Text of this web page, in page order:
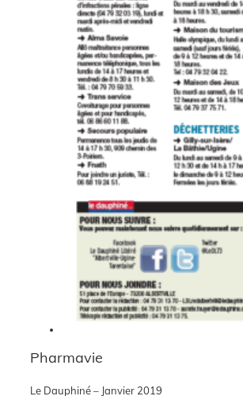
Pharmavie
Le Dauphiné – Janvier 2019